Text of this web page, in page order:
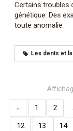
Certains troubles
génétique. Des
toute anomalie.
Les dents et
1 2
12 13 14